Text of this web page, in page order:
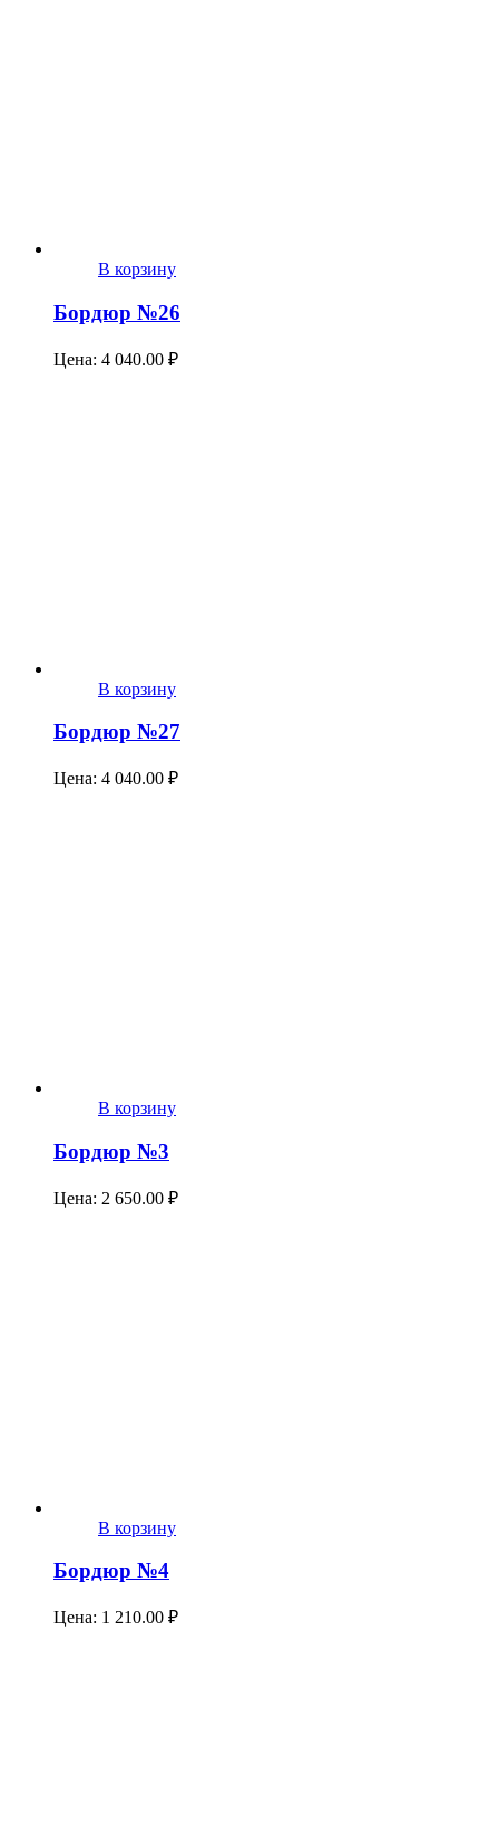
В корзину
Бордюр №26
Цена: 4 040.00 ₽
В корзину
Бордюр №27
Цена: 4 040.00 ₽
В корзину
Бордюр №3
Цена: 2 650.00 ₽
В корзину
Бордюр №4
Цена: 1 210.00 ₽